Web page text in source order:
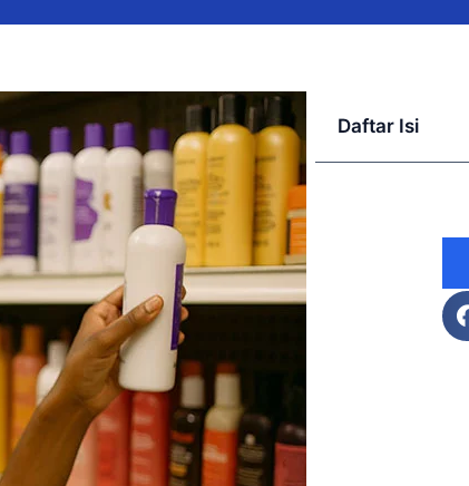
Daftar Isi